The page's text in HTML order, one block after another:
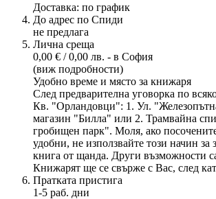
Доставка: по график
До адрес по Спиди
не предлага
Лична среща
0,00 € / 0,00 лв. - в София
(виж подробности)
Удобно време и място за книжаря
След предварителна уговорка по
Кв. "Орландовци": 1. Ул.
магазин "Билла" или 2. Трамвайна
гробищен парк". Моля, ако
удобни, не използвайте този начин за
книга от щанда. Други възможности
Книжарят ще се свърже с Вас, след
Пратката пристига
1-5 раб. дни